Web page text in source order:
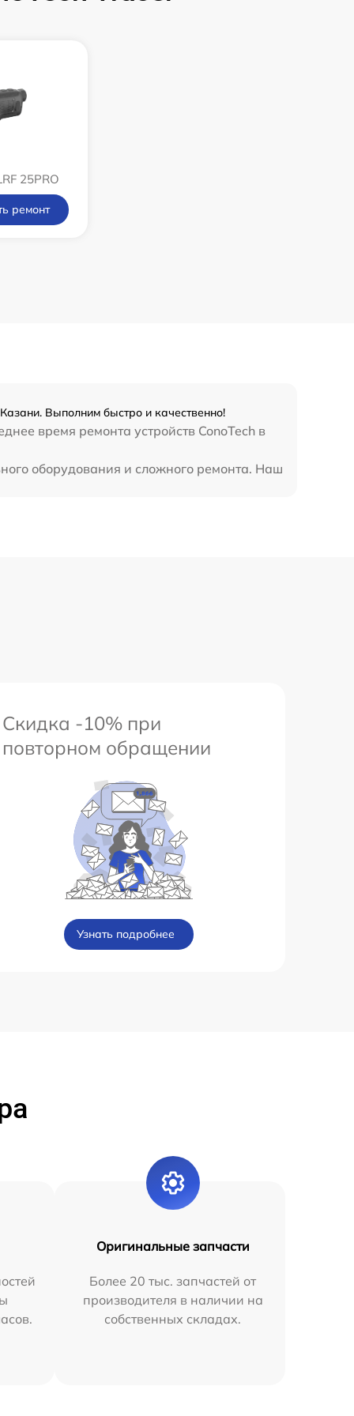
25PRO
ремонт
Выполним быстро и качественно!
время ремонта устройств ConoTech в
оборудования и сложного ремонта. Наш
Скидка -10% при
повторном обращении
Узнать подробнее
Оригинальные запчасти
Более 20 тыс. запчастей от
производителя в наличии на
собственных складах.